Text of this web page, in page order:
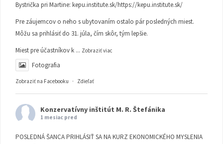
Bystrička pri Martine: kepu.institute.sk/https://kepu.institute.sk/
Pre záujemcov o neho s ubytovaním ostalo pár posledných miest.
Môžu sa prihlásiť do 31. júla, čím skôr, tým lepšie.
Miest pre účastníkov k ... Zobraziť viac
Fotografia
Zobraziť na Facebooku · Zdieľať
Konzervatívny inštitút M. R. Štefánika
1 mesiac pred
POSLEDNÁ ŠANCA PRIHLÁSIŤ SA NA KURZ EKONOMICKÉHO MYSLENIA